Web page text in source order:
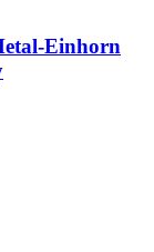
Einhorn